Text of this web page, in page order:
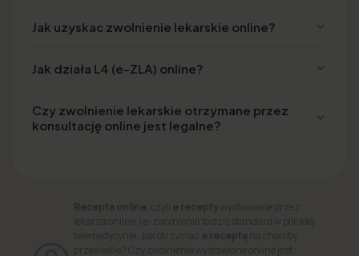
Jak uzyskac zwolnienie lekarskie online?
Jak działa L4 (e-ZLA) online?
Czy zwolnienie lekarskie otrzymane przez
konsultację online jest legalne?
Recepta online , czyli e recepty wystawiane przez
lekarza online, i e-zwolnienia to dziś standard w polskiej
telemedycynie. Jak otrzymać e receptę na choroby
przewlekłe? Czy zwolnienie wystawione online jest